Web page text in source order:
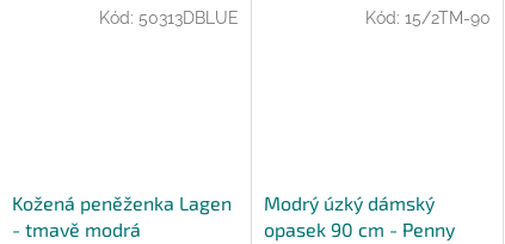
Kožená peněženka Lagen
- tmavě modrá
Kód: 50313DBLUE
Modrý úzký dámský
opasek 90 cm - Penny
Kód: 15/2TM-90